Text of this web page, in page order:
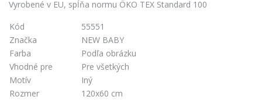
Vyrobené v EU, spĺňa normu ÖKO TEX Standard 100
Kód
55551
Značka
NEW BABY
Farba
Podľa obrázku
Vhodné pre
Pre všetkých
Motív
Iný
Rozmer
120x60 cm